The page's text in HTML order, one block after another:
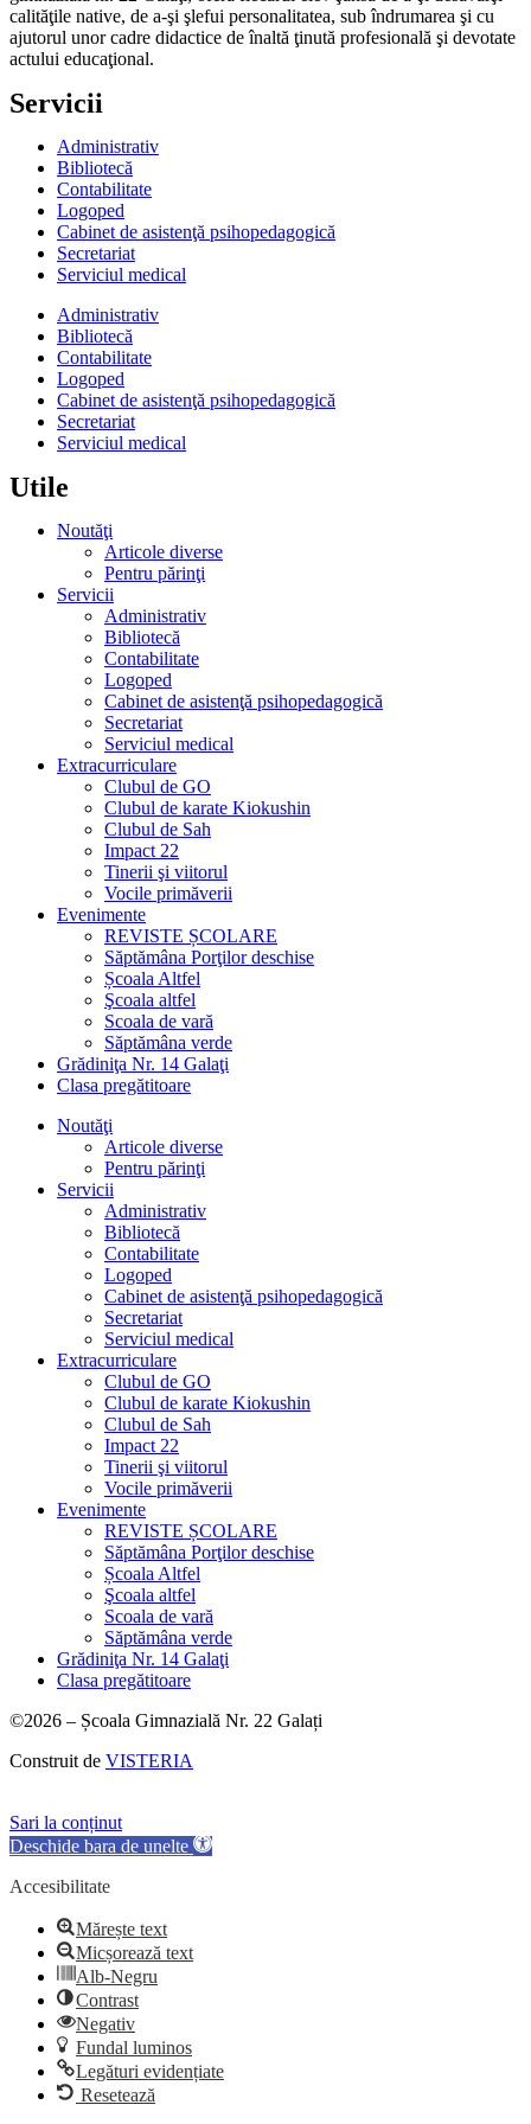
calităţile native, de a-şi şlefui personalitatea, sub îndrumarea şi cu
ajutorul unor cadre didactice de înaltă ţinută profesională şi devotate
actului educaţional.
Servicii
Administrativ
Bibliotecă
Contabilitate
Logoped
Cabinet de asistenţă psihopedagogică
Secretariat
Serviciul medical
Administrativ
Bibliotecă
Contabilitate
Logoped
Cabinet de asistenţă psihopedagogică
Secretariat
Serviciul medical
Utile
Noutăţi
Articole diverse
Pentru părinţi
Servicii
Administrativ
Bibliotecă
Contabilitate
Logoped
Cabinet de asistenţă psihopedagogică
Secretariat
Serviciul medical
Extracurriculare
Clubul de GO
Clubul de karate Kiokushin
Clubul de Sah
Impact 22
Tinerii şi viitorul
Vocile primăverii
Evenimente
REVISTE ȘCOLARE
Săptămâna Porţilor deschise
Școala Altfel
Şcoala altfel
Scoala de vară
Săptămâna verde
Grădiniţa Nr. 14 Galaţi
Clasa pregătitoare
Noutăţi
Articole diverse
Pentru părinţi
Servicii
Administrativ
Bibliotecă
Contabilitate
Logoped
Cabinet de asistenţă psihopedagogică
Secretariat
Serviciul medical
Extracurriculare
Clubul de GO
Clubul de karate Kiokushin
Clubul de Sah
Impact 22
Tinerii şi viitorul
Vocile primăverii
Evenimente
REVISTE ȘCOLARE
Săptămâna Porţilor deschise
Școala Altfel
Şcoala altfel
Scoala de vară
Săptămâna verde
Grădiniţa Nr. 14 Galaţi
Clasa pregătitoare
©2026 – Școala Gimnazială Nr. 22 Galați
Construit de VISTERIA
Sari la conținut
Deschide bara de unelte
Accesibilitate
Mărește text
Micșorează text
Alb-Negru
Contrast
Negativ
Fundal luminos
Legături evidențiate
Resetează